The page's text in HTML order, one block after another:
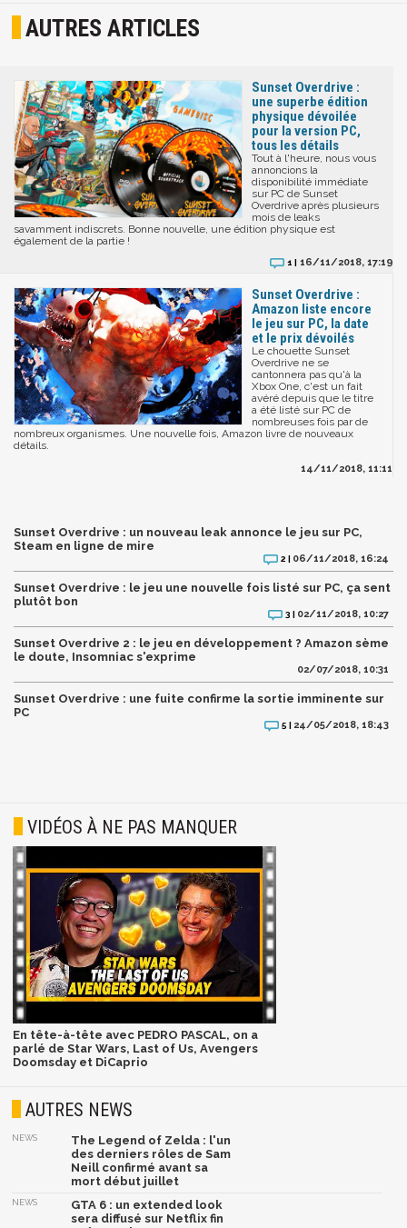
AUTRES ARTICLES
Sunset Overdrive :
une superbe édition
physique dévoilée
pour la version PC,
tous les détails
Tout à l'heure, nous vous
annoncions la
disponibilité immédiate
sur PC de Sunset
Overdrive après plusieurs
mois de leaks
savamment indiscrets. Bonne nouvelle, une édition physique est
également de la partie !
1 | 16/11/2018, 17:19
Sunset Overdrive :
Amazon liste encore
le jeu sur PC, la date
et le prix dévoilés
Le chouette Sunset
Overdrive ne se
cantonnera pas qu'à la
Xbox One, c'est un fait
avéré depuis que le titre
a été listé sur PC de
nombreuses fois par de
nombreux organismes. Une nouvelle fois, Amazon livre de nouveaux
détails.
14/11/2018, 11:11
Sunset Overdrive : un nouveau leak annonce le jeu sur PC,
Steam en ligne de mire
2 | 06/11/2018, 16:24
Sunset Overdrive : le jeu une nouvelle fois listé sur PC, ça sent
plutôt bon
3 | 02/11/2018, 10:27
Sunset Overdrive 2 : le jeu en développement ? Amazon sème
le doute, Insomniac s'exprime
02/07/2018, 10:31
Sunset Overdrive : une fuite confirme la sortie imminente sur
PC
5 | 24/05/2018, 18:43
VIDÉOS À NE PAS MANQUER
En tête-à-tête avec PEDRO PASCAL, on a
parlé de Star Wars, Last of Us, Avengers
Doomsday et DiCaprio
AUTRES NEWS
NEWS
The Legend of Zelda : l'un
des derniers rôles de Sam
Neill confirmé avant sa
mort début juillet
NEWS
GTA 6 : un extended look
sera diffusé sur Netflix fin